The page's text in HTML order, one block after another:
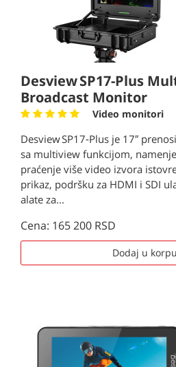
Desview SP17-Plus
Broadcast Monitor
Video monitori
Desview SP17‑Plus je 17″
sa multiview funkcijom,
praćenje više video izvora
prikaz, podršku za HDMI i SDI
alate za...
Cena: 165 200 RSD
Dodaj u korpu